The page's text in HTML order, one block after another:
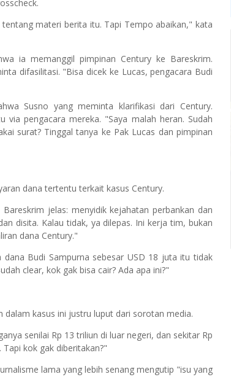
materi berita itu. Tapi Tempo abaikan," kata
ia memanggil pimpinan Century ke Bareskrim.
difasilitasi. "Bisa dicek ke Lucas, pengacara Budi
Susno yang meminta klarifikasi dari Century.
pengacara mereka. "Saya malah heran. Sudah
surat? Tinggal tanya ke Pak Lucas dan pimpinan
dana tertentu terkait kasus Century.
jelas: menyidik kejahatan perbankan dan
disita. Kalau tidak, ya dilepas. Ini kerja tim, bukan
dana Century."
Budi Sampurna sebesar USD 18 juta itu tidak
clear, kok gak bisa cair? Ada apa ini?"
kasus ini justru luput dari sorotan media.
senilai Rp 13 triliun di luar negeri, dan sekitar Rp
kok gak diberitakan?"
lama yang lebih senang mengutip "isu yang